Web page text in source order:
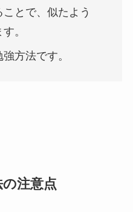
とで、似たよう
。
方法です。
注意点